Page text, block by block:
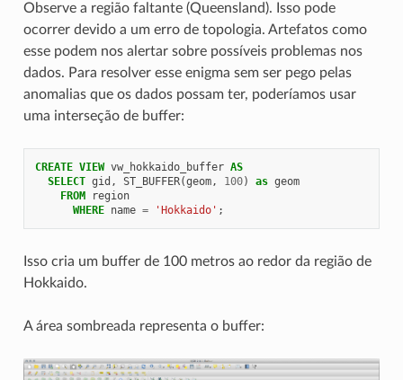
Observe a região faltante (Queensland). Isso pode
ocorrer devido a um erro de topologia. Artefatos como
esse podem nos alertar sobre possíveis problemas nos
dados. Para resolver esse enigma sem ser pego pelas
anomalias que os dados possam ter, poderíamos usar
uma interseção de buffer:
CREATE VIEW vw_hokkaido_buffer AS
SELECT gid , ST_BUFFER(geom, 100) as geom
FROM
region
WHERE name = 'Hokkaido' ;
Isso cria um buffer de 100 metros ao redor da região de
Hokkaido.
A área sombreada representa o buffer: